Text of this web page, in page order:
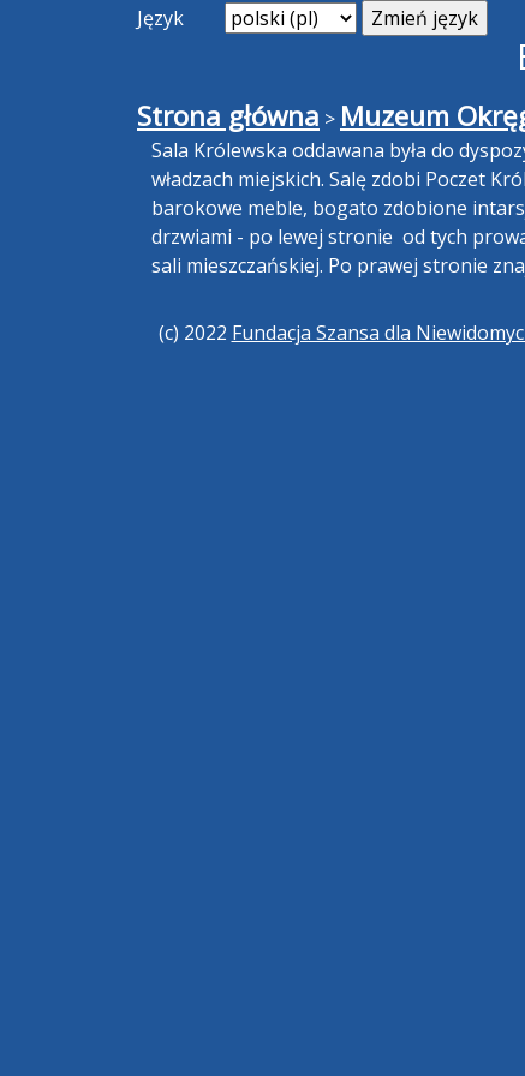
Język
Strona główna > Muzeum
Sala Królewska oddawana była do
władzach miejskich. Salę zdobi Poczet
barokowe meble, bogato zdobione
drzwiami - po lewej stronie od tych
sali mieszczańskiej. Po prawej stronie
(c) 2022 Fundacja Szansa dla